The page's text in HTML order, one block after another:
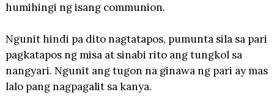
humihingi ng isang communion.
Ngunit hindi pa dito nagtatapos, pumunta sila sa pari
pagkatapos ng misa at sinabi rito ang tungkol sa
nangyari. Ngunit ang tugon na ginawa ng pari ay mas
lalo pang nagpagalit sa kanya.